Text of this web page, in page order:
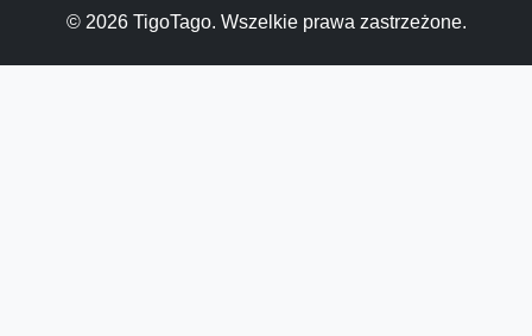
© 2026 TigoTago. Wszelkie prawa zastrzeżone.